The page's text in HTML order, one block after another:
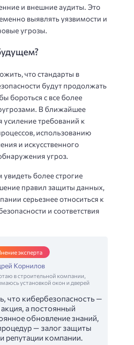
и внешние аудиты. Это
выявлять уязвимости и
угрозы.
что стандарты в
будут продолжать
бороться с все более
В ближайшее
усиление требований к
использованию
и искусственного
угроз.
более строгие
правил защиты данных,
серьезнее относиться к
и соответствия
эксперта
Корнилов
в строительной компании,
установкой окон и дверей
что кибербезопасность —
а постоянный
обновление знаний,
— залог защиты
репутации компании.